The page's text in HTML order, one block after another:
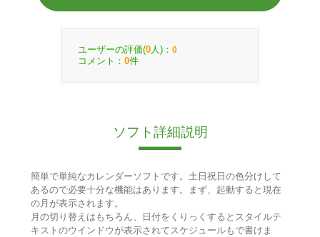
ユーザーの評価(0 人)： 0
コメント： 0件
ソフト詳細説明
簡単で単純なカレンダーソフトです。土日祝日の色分けして
あるので必要十分な機能はあります。まず、起動すると現在
の月が表示されます。
月の切り替えはもちろん、日付をくりっくするとスタイルテ
キストのウインドウが表示されてスケジュールもで書けま